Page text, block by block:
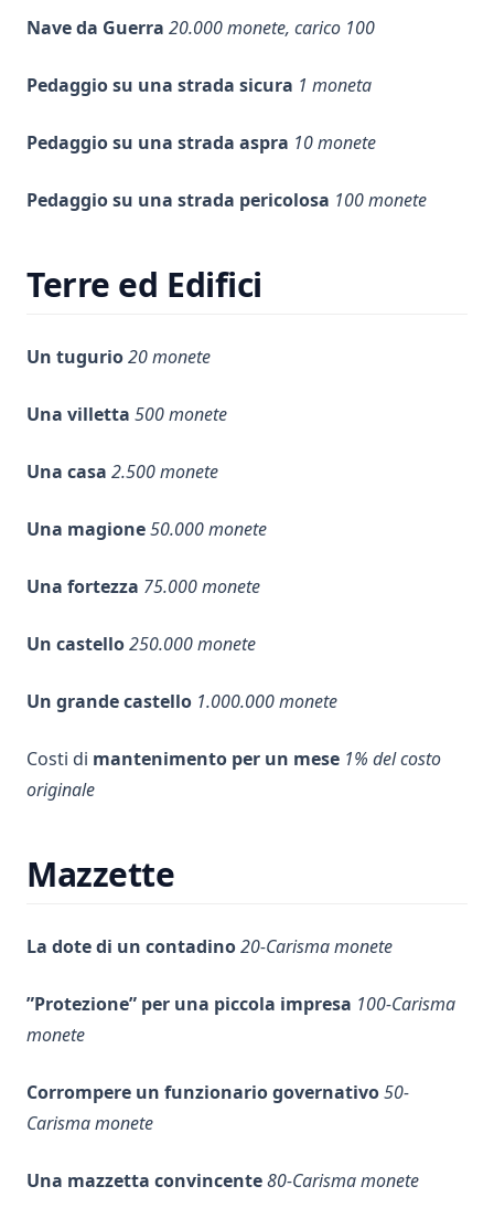
Nave da Guerra 20.000 monete, carico 100
Pedaggio su una strada sicura 1 moneta
Pedaggio su una strada aspra 10 monete
Pedaggio su una strada pericolosa 100 monete
Terre ed Edifici
Un tugurio20 monete
Una villetta 500 monete
Una casa 2.500 monete
Una magione50.000 monete
Una fortezza 75.000 monete
Un castello250.000 monete
Un grande castello 1.000.000 monete
Costi di mantenimento per un mese 1% del costo
originale
Mazzette
La dote di un contadino20-Carisma monete
”Protezione” per una piccola impresa 100-Carisma
monete
Corrompere un funzionario governativo50-
Carisma monete
Una mazzetta convincente80-Carisma monete